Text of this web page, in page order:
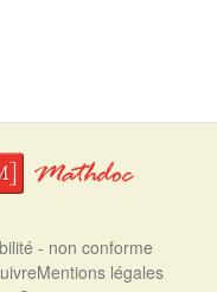
- non conforme
Mentions légales